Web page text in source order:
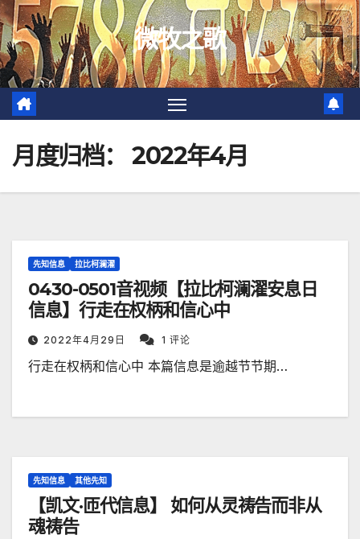
跳
至
内
容
微牧之歌
月度归档： 2022年4月
先知信息 拉比柯澜濯
0430-0501音视频【拉比柯澜濯安息日
信息】行走在权柄和信心中
2022年4月29日 1 评论
行走在权柄和信心中 本篇信息是逾越节节期…
先知信息 其他先知
【凯文·匝代信息】 如何从灵祷告而非从
魂祷告